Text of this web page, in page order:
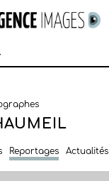
Reportages Actualités